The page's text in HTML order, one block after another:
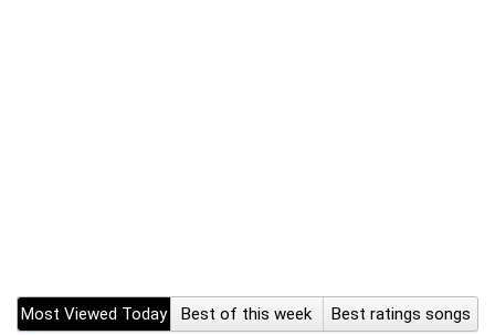
Most Viewed Today Best of this week
Best ratings songs